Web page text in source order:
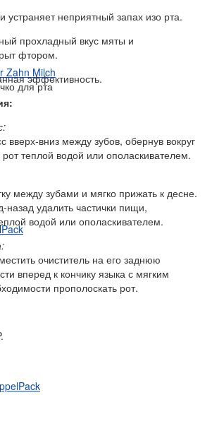
устраняет неприятный запах изо рта.
прохладный вкус мяты и
фтором.
эффективность.
вверх-вниз между зубов, обернув вокруг
теплой водой или ополаскивателем.
между зубами и мягко прижать к десне.
удалить частички пищи,
водой или ополаскивателем.
очиститель на его заднюю
вперед к кончику языка с мягким
прополоскать рот.
Zahn Milch
для рта